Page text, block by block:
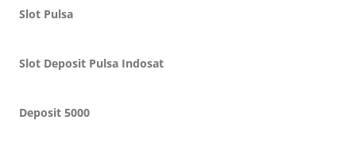
Slot Pulsa
Slot Deposit Pulsa Indosat
Deposit 5000